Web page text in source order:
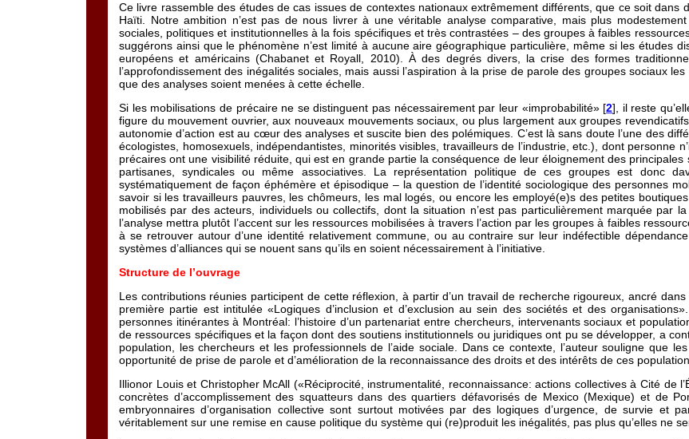
Ce livre rassemble des études de cas issues de contextes nationaux extrêmement différents, que ce soit
Haïti. Notre ambition n’est pas de nous livrer à une véritable analyse comparative, mais plus
sociales, politiques et institutionnelles à la fois spécifiques et très contrastées – des groupes à faibles
suggérons ainsi que le phénomène n’est limité à aucune aire géographique particulière, même si les études
européens et américains (Chabanet et Royall, 2010). À des degrés divers, la crise des formes
l’approfondissement des inégalités sociales, mais aussi l’aspiration à la prise de parole des groupes sociaux
que des analyses soient menées à cette échelle.
Si les mobilisations de précaire ne se distinguent pas nécessairement par leur «improbabilité» [2], il reste
figure du mouvement ouvrier, aux nouveaux mouvements sociaux, ou plus largement aux groupes
autonomie d’action est au cœur des analyses et suscite bien des polémiques. C’est là sans doute l’une des
écologistes, homosexuels, indépendantistes, minorités visibles, travailleurs de l’industrie, etc.), dont personne
précaires ont une visibilité réduite, qui est en grande partie la conséquence de leur éloignement des
partisanes, syndicales ou même associatives. La représentation politique de ces groupes est donc
systématiquement de façon éphémère et épisodique – la question de l’identité sociologique des personnes
savoir si les travailleurs pauvres, les chômeurs, les mal logés, ou encore les employé(e)s des petites
mobilisés par des acteurs, individuels ou collectifs, dont la situation n’est pas particulièrement marquée par
l’analyse mettra plutôt l’accent sur les ressources mobilisées à travers l’action par les groupes à faibles
à se retrouver autour d’une identité relativement commune, ou au contraire sur leur indéfectible
systèmes d’alliances qui se nouent sans qu’ils en soient nécessairement à l’initiative.
Structure de l’ouvrage
Les contributions réunies participent de cette réflexion, à partir d’un travail de recherche rigoureux, ancré
première partie est intitulée «Logiques d’inclusion et d’exclusion au sein des sociétés et des
personnes itinérantes à Montréal: l’histoire d’un partenariat entre chercheurs, intervenants sociaux et
de ressources spécifiques et la façon dont des soutiens institutionnels ou juridiques ont pu se développer, a
population, les chercheurs et les professionnels de l’aide sociale. Dans ce contexte, l’auteur souligne que
opportunité de prise de parole et d’amélioration de la reconnaissance des droits et des intérêts de ces
Illionor Louis et Christopher McAll («Réciprocité, instrumentalité, reconnaissance: actions collectives à Cité de
concrètes d’accomplissement des squatteurs dans des quartiers défavorisés de Mexico (Mexique) et de
embryonnaires d’organisation collective sont surtout motivées par des logiques d’urgence, de survie
véritablement sur une remise en cause politique du système qui (re)produit les inégalités, pas plus qu’elles ne